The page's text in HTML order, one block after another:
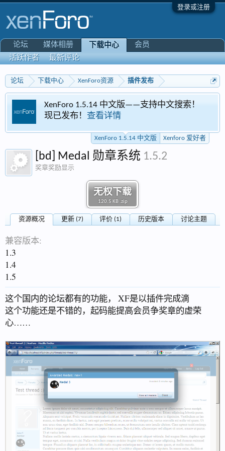
登录或注册
论坛 下载中心 XenForo资源 插件发布
XenForo 1.5.14 中文版——支持中文搜索！
现已发布！ 查看详情
XenForo 1.5.14 中文版 Xenforo 爱好者
无权下载
120.5 KB .zip
[bd] Medal 勋章系统 1.5.2
奖章奖励显示
资源概况 更新 (7) 评价 (1) 历史版本 讨论主题
兼容版本:
1.3
1.4
1.5
这个国内的论坛都有的功能， XF是以插件完成滴
这个功能还是不错的，起码能提高会员争奖章的虚荣
心……
论坛 媒体相册
下载中心
活跃作者
最新评论
会员